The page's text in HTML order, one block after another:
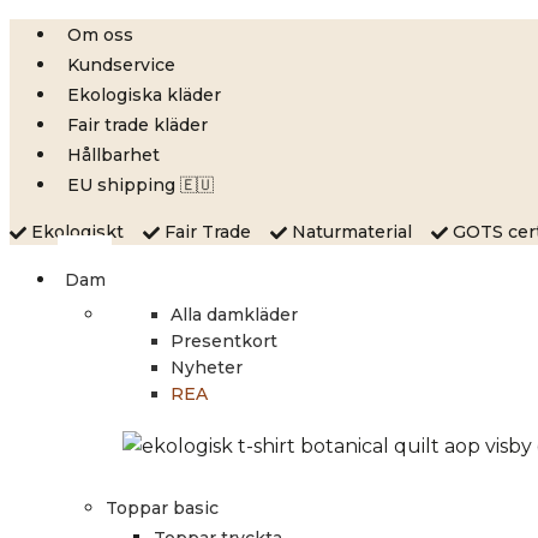
Skip
content
Om oss
Kundservice
Ekologiska kläder
Fair trade kläder
Hållbarhet
EU shipping 🇪🇺
Ekologiskt Fair Trade Naturmaterial GOTS
Dam
Alla damkläder
Presentkort
Nyheter
REA
Toppar basic